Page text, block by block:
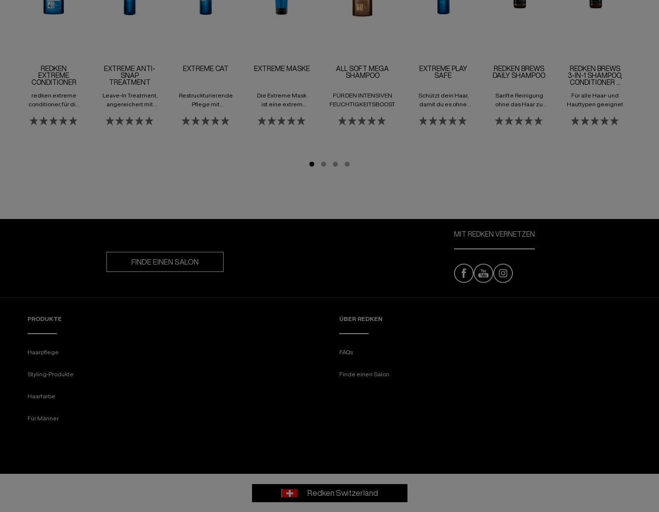
REDKEN
EXTREME
CONDITIONER
redken extreme
conditioner, für die
Haar ist gestärkt,
EXTREME ANTI-
SNAP
TREATMENT
Leave-In Treatment,
angereichert mit
rundum gesundes,
EXTREME CAT
Restruckturierende
Pflege mit
vor Schädigung und
EXTREME MASKE
Die Extreme Mask
ist eine extrem
schützende
ALL SOFT MEGA
SHAMPOO
FÜR DEN INTENSIVEN
FEUCHTIGKEITSBOOST
EXTREME PLAY
SAFE
Schützt dein Haar,
damit du es ohne
Extra Boost an
REDKEN BREWS
DAILY SHAMPOO
Sanfte Reinigung
ohne das Haar zu
REDKEN BREWS
3-IN-1 SHAMPOO,
CONDITIONER &
Für alle Haar- und
Hauttypen geeignet
FINDE EINEN SALON
MIT REDKEN VERNETZEN
PRODUKTE
Haarpflege
Styling-Produkte
Haarfarbe
Für Männer
ÜBER REDKEN​
FAQs
Finde einen Salon
Redken Switzerland